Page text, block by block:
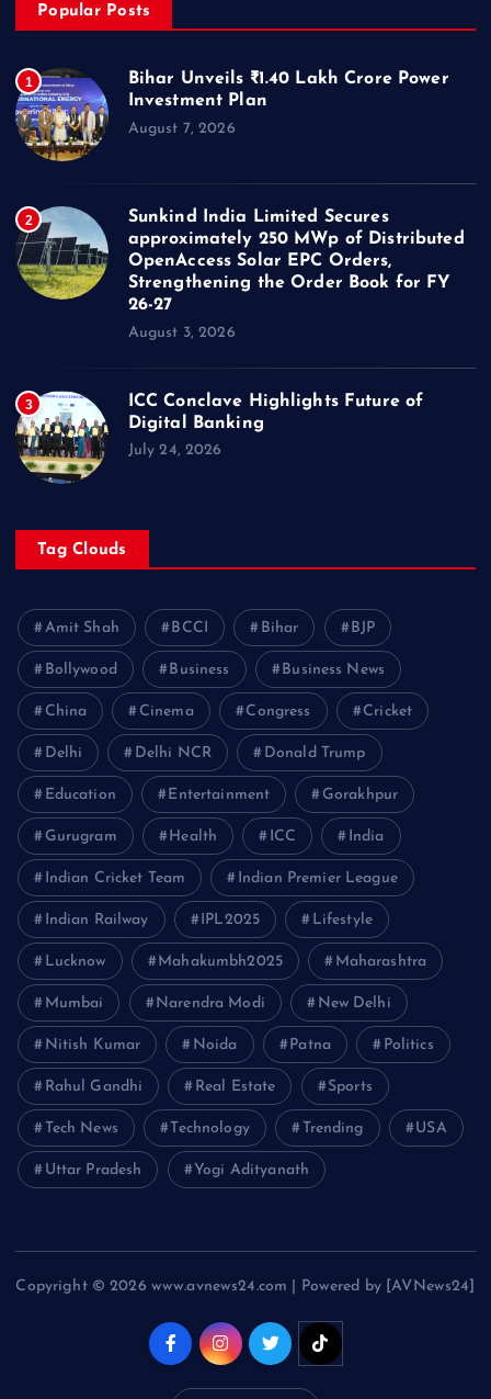
Popular Posts
1
Bihar Unveils ₹1.40 Lakh Crore Power
Investment Plan
August 7, 2026
2
Sunkind India Limited Secures
approximately 250 MWp of Distributed
OpenAccess Solar EPC Orders,
Strengthening the Order Book for FY
26-27
August 3, 2026
3
ICC Conclave Highlights Future of
Digital Banking
July 24, 2026
Tag Clouds
Amit Shah BCCI Bihar BJP
Bollywood Business Business News
China Cinema Congress Cricket
Delhi Delhi NCR Donald Trump
Education Entertainment Gorakhpur
Gurugram Health ICC India
Indian Cricket Team Indian Premier League
Indian Railway IPL2025 Lifestyle
Lucknow Mahakumbh2025 Maharashtra
Mumbai Narendra Modi New Delhi
Nitish Kumar Noida Patna Politics
Rahul Gandhi Real Estate Sports
Tech News Technology Trending USA
Uttar Pradesh Yogi Adityanath
Copyright © 2026 www.avnews24.com | Powered by [AVNews24]